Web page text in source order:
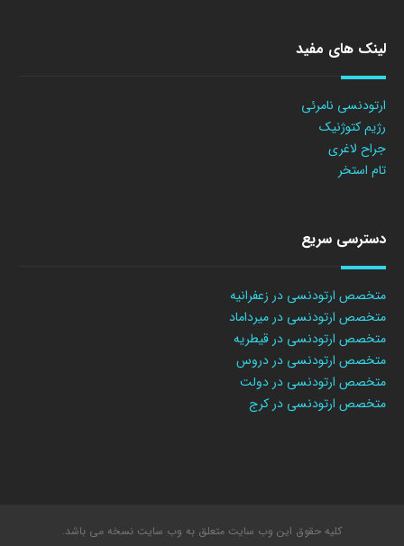
لینک های مفید
ارتودنسی نامرئی
رژیم کتوژنیک
جراح لاغری
تام استخر
دسترسی سریع
متخصص ارتودنسی در زعفرانیه
متخصص ارتودنسی در میرداماد
متخصص ارتودنسی در قیطریه
متخصص ارتودنسی در دروس
متخصص ارتودنسی در دولت
متخصص ارتودنسی در کرج
کلیه حقوق این وب سایت متعلق به وب سایت نسخه می باشد.